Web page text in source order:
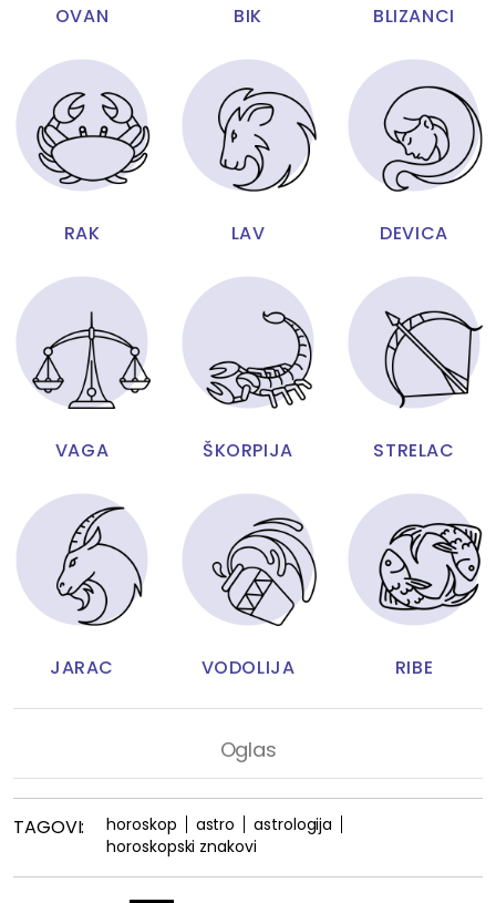
OVAN BIK BLIZANCI
RAK LAV DEVICA
VAGA ŠKORPIJA STRELAC
JARAC VODOLIJA RIBE
TAGOVI: horoskop astro
astrologija
horoskopski znakovi